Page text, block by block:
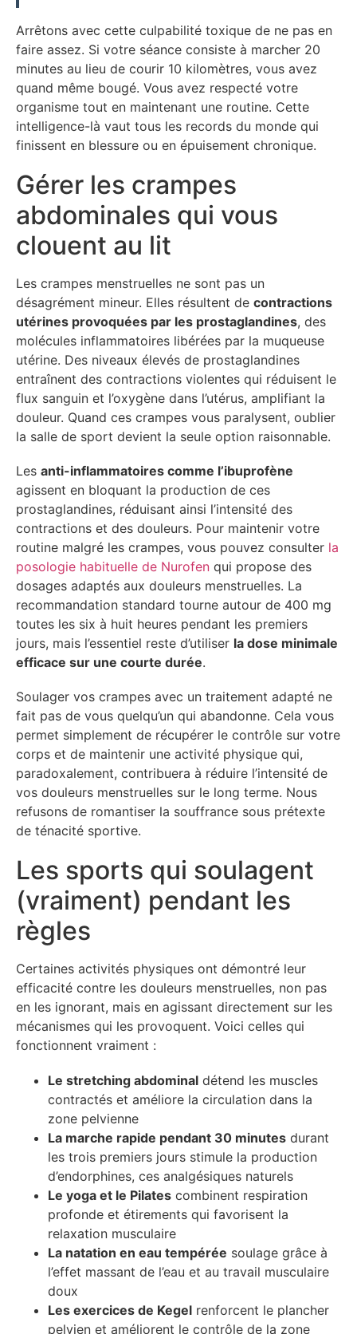
Arrêtons avec cette culpabilité toxique de ne pas en
faire assez. Si votre séance consiste à marcher 20
minutes au lieu de courir 10 kilomètres, vous avez
quand même bougé. Vous avez respecté votre
organisme tout en maintenant une routine. Cette
intelligence-là vaut tous les records du monde qui
finissent en blessure ou en épuisement chronique.
Gérer les crampes
abdominales qui vous
clouent au lit
Les crampes menstruelles ne sont pas un
désagrément mineur. Elles résultent de contractions
utérines provoquées par les prostaglandines, des
molécules inflammatoires libérées par la muqueuse
utérine. Des niveaux élevés de prostaglandines
entraînent des contractions violentes qui réduisent le
flux sanguin et l’oxygène dans l’utérus, amplifiant la
douleur. Quand ces crampes vous paralysent, oublier
la salle de sport devient la seule option raisonnable.
Les anti-inflammatoires comme l’ibuprofène
agissent en bloquant la production de ces
prostaglandines, réduisant ainsi l’intensité des
contractions et des douleurs. Pour maintenir votre
routine malgré les crampes, vous pouvez consulter la
posologie habituelle de Nurofen qui propose des
dosages adaptés aux douleurs menstruelles. La
recommandation standard tourne autour de 400 mg
toutes les six à huit heures pendant les premiers
jours, mais l’essentiel reste d’utiliser la dose minimale
efficace sur une courte durée.
Soulager vos crampes avec un traitement adapté ne
fait pas de vous quelqu’un qui abandonne. Cela vous
permet simplement de récupérer le contrôle sur votre
corps et de maintenir une activité physique qui,
paradoxalement, contribuera à réduire l’intensité de
vos douleurs menstruelles sur le long terme. Nous
refusons de romantiser la souffrance sous prétexte
de ténacité sportive.
Les sports qui soulagent
(vraiment) pendant les
règles
Certaines activités physiques ont démontré leur
efficacité contre les douleurs menstruelles, non pas
en les ignorant, mais en agissant directement sur les
mécanismes qui les provoquent. Voici celles qui
fonctionnent vraiment :
Le stretching abdominal détend les muscles
contractés et améliore la circulation dans la
zone pelvienne
La marche rapide pendant 30 minutes durant
les trois premiers jours stimule la production
d’endorphines, ces analgésiques naturels
Le yoga et le Pilates combinent respiration
profonde et étirements qui favorisent la
relaxation musculaire
La natation en eau tempérée soulage grâce à
l’effet massant de l’eau et au travail musculaire
doux
Les exercices de Kegel renforcent le plancher
pelvien et améliorent le contrôle de la zone